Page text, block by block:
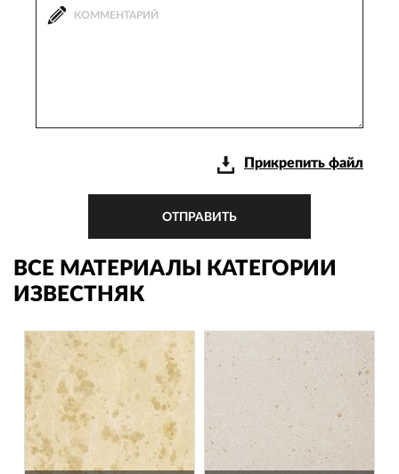
Прикрепить файл
ОТПРАВИТЬ
ВСЕ МАТЕРИАЛЫ КАТЕГОРИИ
ИЗВЕСТНЯК